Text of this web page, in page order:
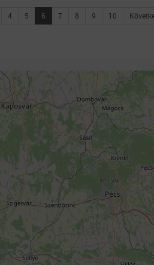
4 5 6 7 8 9 10